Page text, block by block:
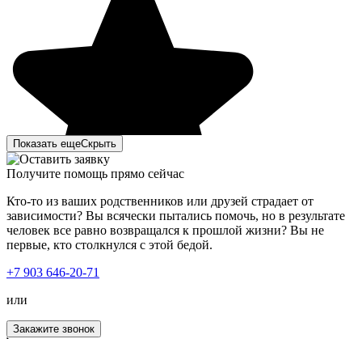
Моя мать с отчимом – запойные люди. Пару дней я не
могла до них дозвониться и, конечно же, поехала к ним.
Зайдя в квартиру, ужаснулась. На их мрачный вид было
искать в интернете вывод из запоя. Наткнулась на ваш
Показать ещеСкрыть
Получите помощь прямо сейчас
Кто-то из ваших родственников или друзей страдает от
зависимости? Вы всячески пытались помочь, но в результате
человек все равно возвращался к прошлой жизни? Вы не
первые, кто столкнулся с этой бедой.
+7 903 646-20-71
или
Закажите звонок